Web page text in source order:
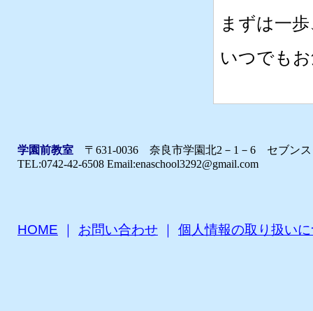
まずは一
いつでも
学園前教室 〒631-0036 奈良市学園北2－1－6 セブン
TEL:0742-42-6508 Email:enaschool3292@gmail.com
HOME お問い合わせ 個人情報の取り扱い